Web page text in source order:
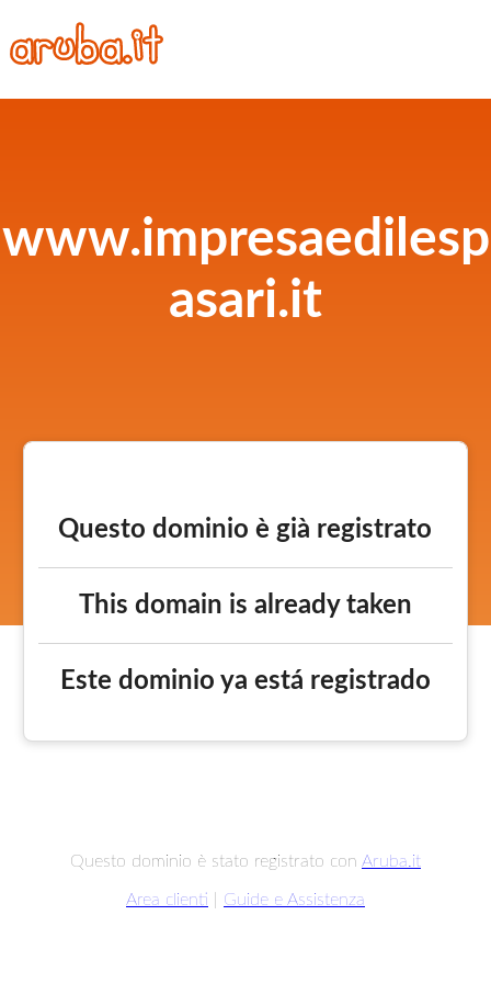
www.impresaedilesp
asari.it
Questo dominio è già registrato
This domain is already taken
Este dominio ya está registrado
Questo dominio è stato registrato con Aruba.it
Area clienti Guide e Assistenza